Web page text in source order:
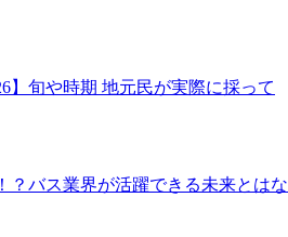
】旬や時期 地元民が実際に採って
？バス業界が活躍できる未来とはな